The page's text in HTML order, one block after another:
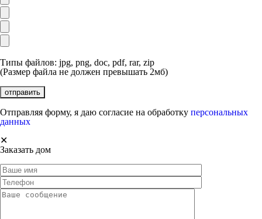
Типы файлов: jpg, png, doc, pdf, rar, zip
(Размер файла не должен превышать 2мб)
Отправляя форму, я даю согласие на обработку персональных
данных
✕
Заказать дом